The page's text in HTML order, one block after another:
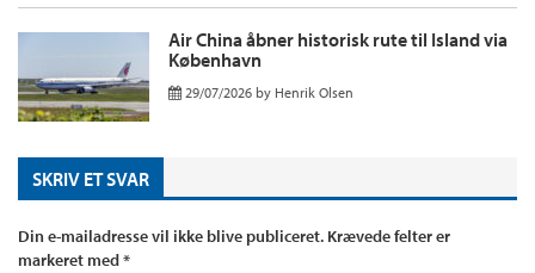
Air China åbner historisk rute til Island via
København
29/07/2026 by Henrik Olsen
SKRIV ET SVAR
Din e-mailadresse vil ikke blive publiceret. Krævede felter er
markeret med*